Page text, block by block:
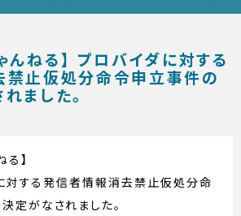
んねる】 プロバイダに対する
禁止仮処分命令申立事件の
ました。
る】
する発信者情報消去禁止仮処分命
定がなされました。